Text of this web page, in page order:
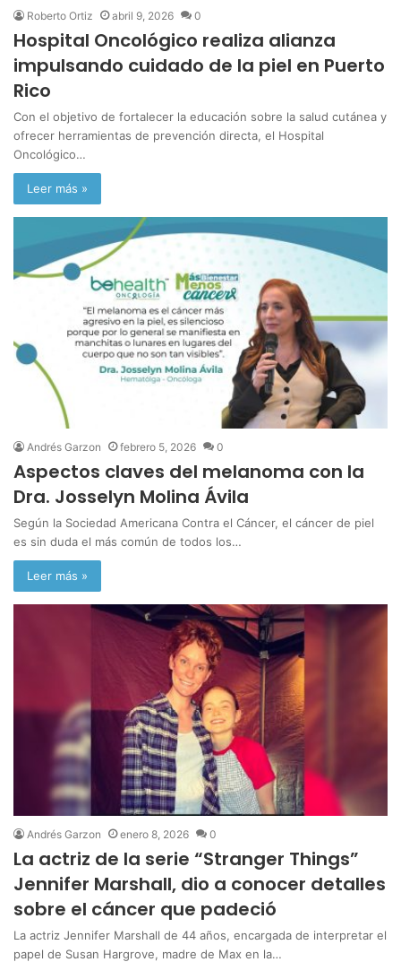
Roberto Ortiz abril 9, 2026 0
Hospital Oncológico realiza alianza
impulsando cuidado de la piel en Puerto
Rico
Con el objetivo de fortalecer la educación sobre la salud cutánea y
ofrecer herramientas de prevención directa, el Hospital
Oncológico…
Leer más »
Andrés Garzon febrero 5, 2026 0
Aspectos claves del melanoma con la
Dra. Josselyn Molina Ávila
Según la Sociedad Americana Contra el Cáncer, el cáncer de piel
es sin duda el más común de todos los…
Leer más »
Andrés Garzon enero 8, 2026 0
La actriz de la serie “Stranger Things”
Jennifer Marshall, dio a conocer detalles
sobre el cáncer que padeció
La actriz Jennifer Marshall de 44 años, encargada de interpretar el
papel de Susan Hargrove, madre de Max en la…